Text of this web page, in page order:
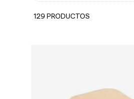
129 PRODUCTOS